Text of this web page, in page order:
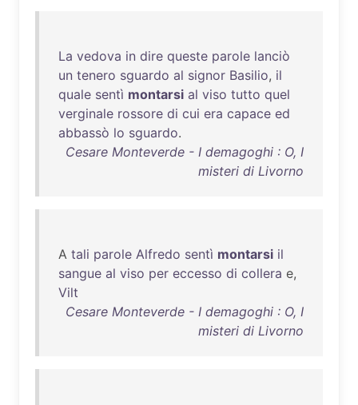
La vedova in dire queste parole lanciò
un tenero sguardo al signor Basilio, il
quale sentì montarsi al viso tutto quel
verginale rossore di cui era capace ed
abbassò lo sguardo.
Cesare Monteverde - I demagoghi : O, I
misteri di Livorno
A tali parole Alfredo sentì montarsi il
sangue al viso per eccesso di collera e,
Vilt
Cesare Monteverde - I demagoghi : O, I
misteri di Livorno